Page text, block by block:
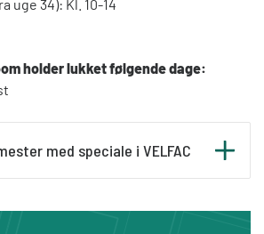
uge 34): Kl. 10-14
holder lukket følgende dage:
med speciale i VELFAC